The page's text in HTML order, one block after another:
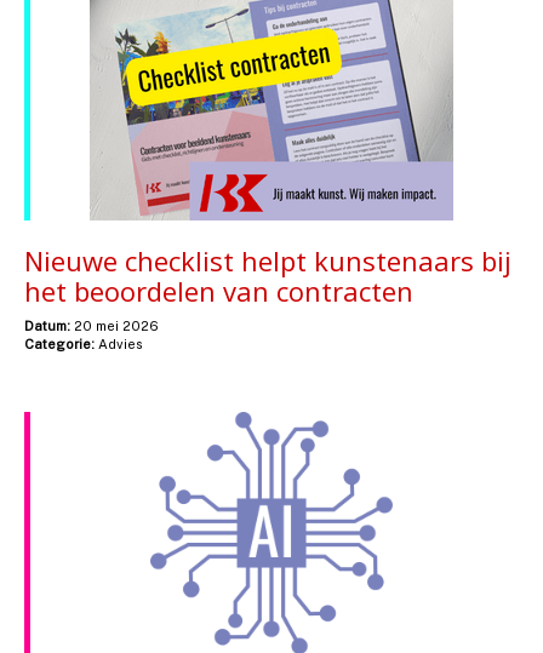
Nieuwe checklist helpt kunstenaars bij
het beoordelen van contracten
Datum: 20 mei 2026
Categorie: Advies